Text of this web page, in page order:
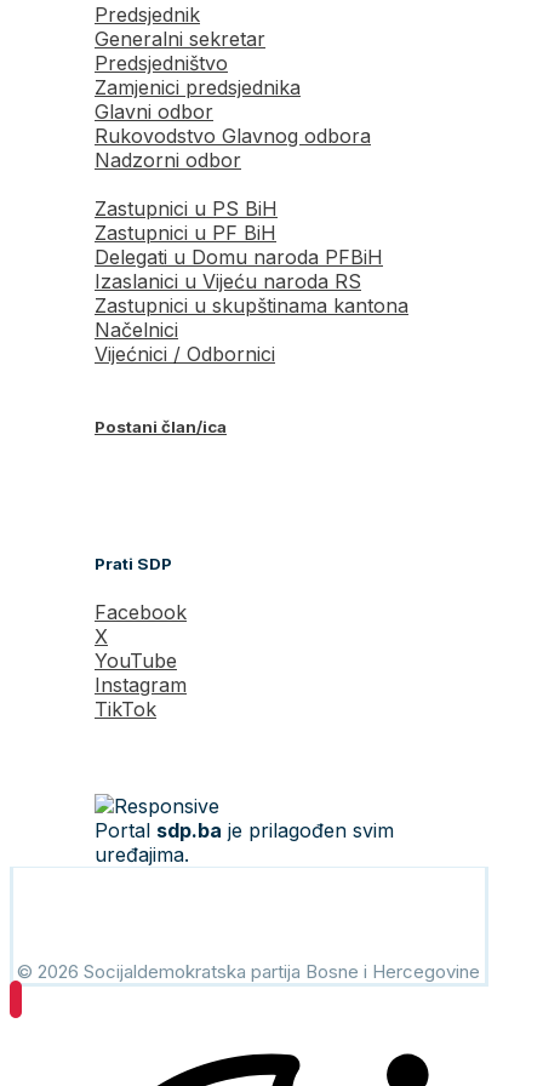
Predsjednik
Generalni sekretar
Predsjedništvo
Zamjenici predsjednika
Glavni odbor
Rukovodstvo Glavnog odbora
Nadzorni odbor
Zastupnici u PS BiH
Zastupnici u PF BiH
Delegati u Domu naroda PFBiH
Izaslanici u Vijeću naroda RS
Zastupnici u skupštinama kantona
Načelnici
Vijećnici / Odbornici
Postani član/ica
Prati SDP
Facebook
X
YouTube
Instagram
TikTok
Portal sdp.ba je prilagođen svim
uređajima.
© 2026 Socijaldemokratska partija Bosne i Hercegovine